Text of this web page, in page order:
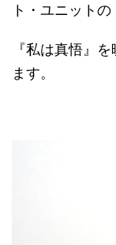
ト・ユニット
『私は真悟』
ます。